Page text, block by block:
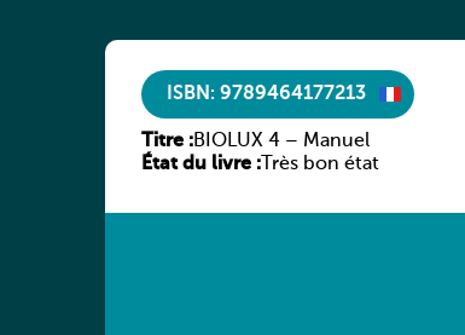
ISBN: 9789464177213
Titre :BIOLUX 4 – Manuel
État du livre : Très bon état